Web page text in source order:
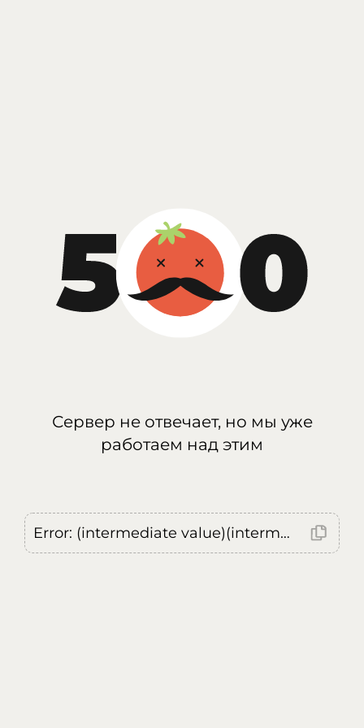
Сервер не отвечает, но мы уже
работаем над этим
Error: (intermediate value)(intermediate value)(intermediate value).replaceAll is not a function